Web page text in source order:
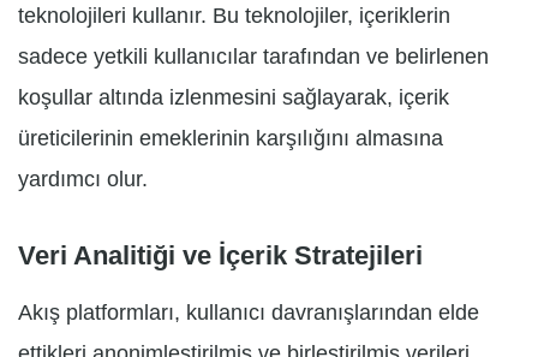
teknolojileri kullanır. Bu teknolojiler, içeriklerin
sadece yetkili kullanıcılar tarafından ve belirlenen
koşullar altında izlenmesini sağlayarak, içerik
üreticilerinin emeklerinin karşılığını almasına
yardımcı olur.
Veri Analitiği ve İçerik Stratejileri
Akış platformları, kullanıcı davranışlarından elde